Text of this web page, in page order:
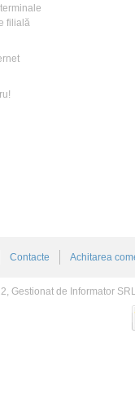
filială
Contacte Achitarea
Gestionat de Informator